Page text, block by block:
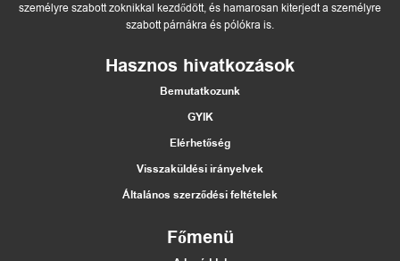
személyre szabott zoknikkal kezdődött, és hamarosan kiterjedt a személyre
szabott párnákra és pólókra is.
Hasznos hivatkozások
Bemutatkozunk
GYIK
Elérhetőség
Visszaküldési irányelvek
Általános szerződési feltételek
Főmenü